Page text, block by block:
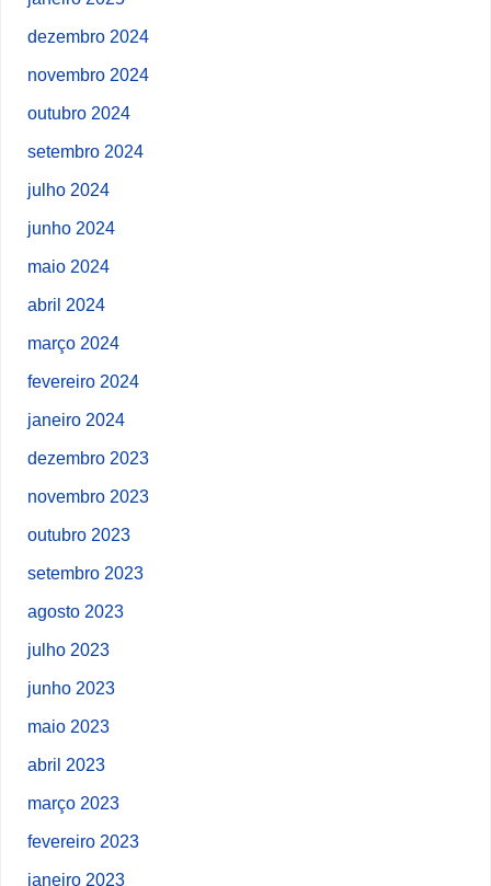
dezembro 2024
novembro 2024
outubro 2024
setembro 2024
julho 2024
junho 2024
maio 2024
abril 2024
março 2024
fevereiro 2024
janeiro 2024
dezembro 2023
novembro 2023
outubro 2023
setembro 2023
agosto 2023
julho 2023
junho 2023
maio 2023
abril 2023
março 2023
fevereiro 2023
janeiro 2023